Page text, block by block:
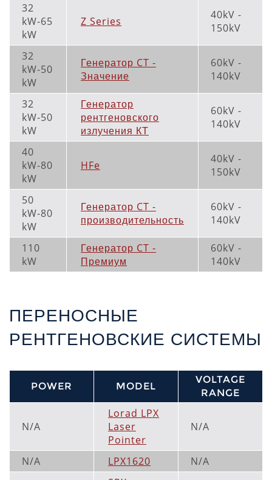
32
kW-65
kW
Z Series
40kV -
150kV
32
kW-50
kW
Генератор CT -
Значение
60kV -
140kV
32
kW-50
kW
Генератор
рентгеновского
излучения КТ
60kV -
140kV
40
kW-80
kW
HFe
40kV -
150kV
50
kW-80
kW
Генератор CT -
производительность
60kV -
140kV
110
kW
Генератор CT -
Премиум
60kV -
140kV
ПЕРЕНОСНЫЕ
РЕНТГЕНОВСКИЕ СИСТЕМЫ
POWER MODEL
VOLTAGE
RANGE
N/A
Lorad LPX
Laser
Pointer
N/A
N/A LPX1620
N/A